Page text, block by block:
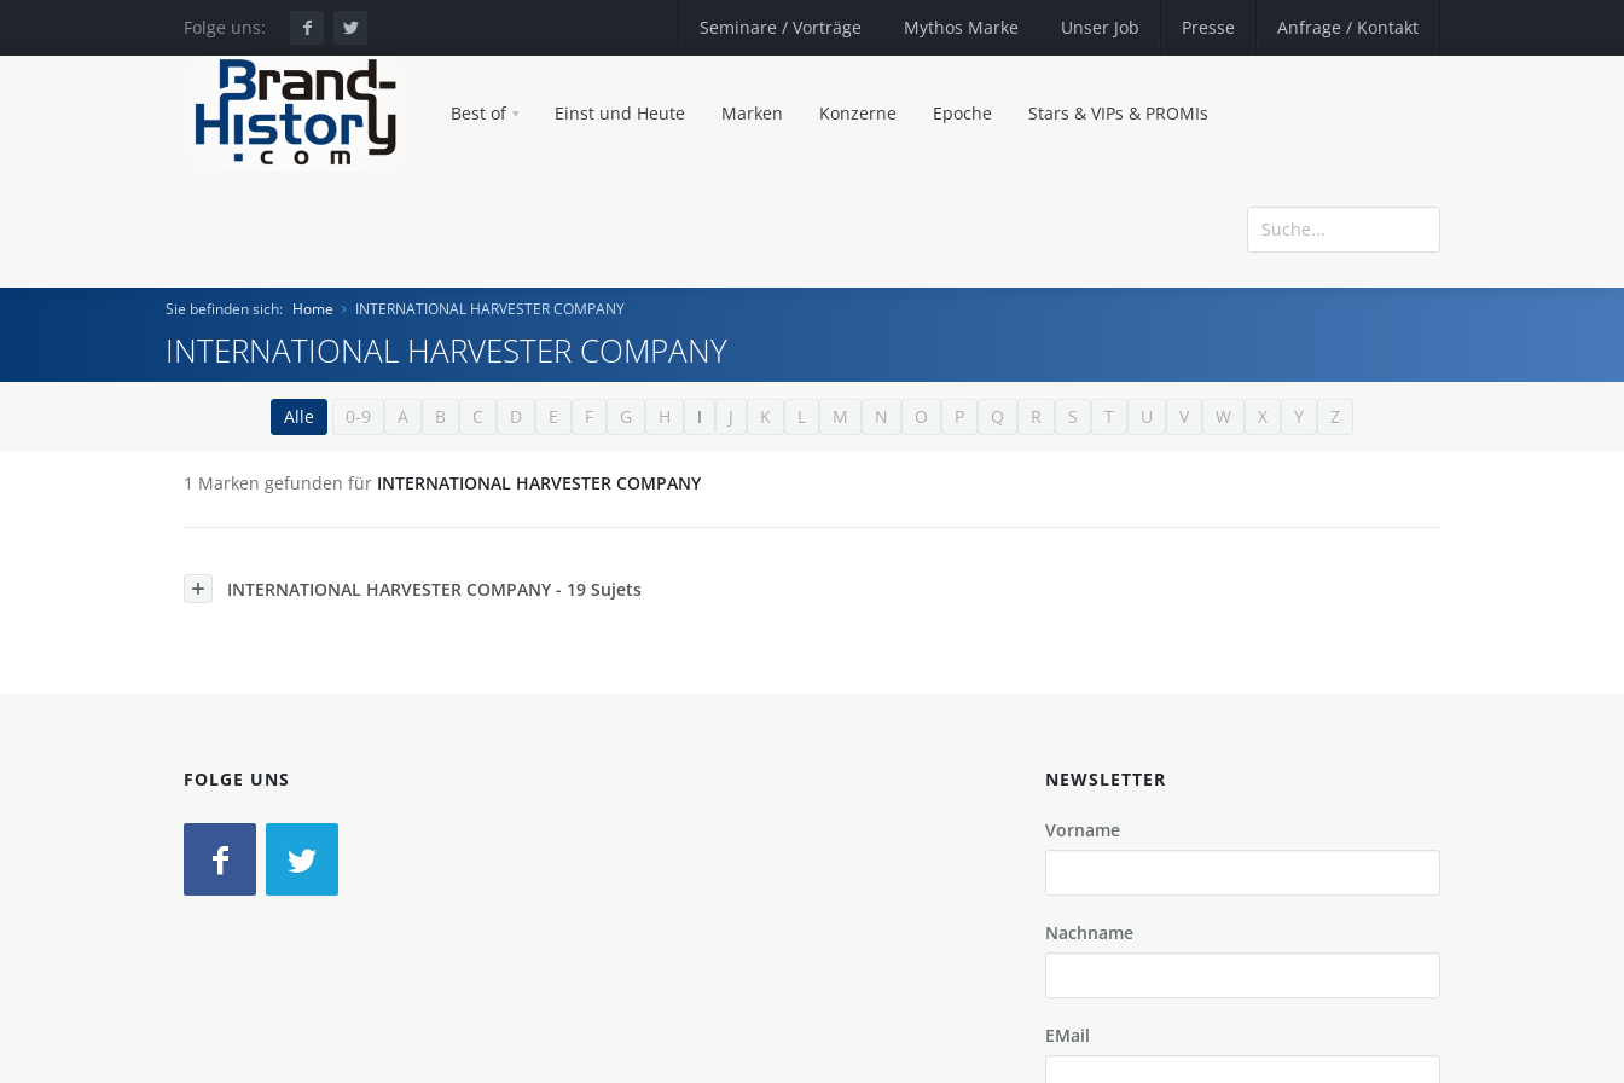
Folge uns: Seminare / Vorträge Mythos Marke Unser Job Presse Anfrage / Kontakt
Best of Einst und Heute Marken Konzerne Epoche Stars & VIPs & PROMIs
Sie befinden sich: Home INTERNATIONAL HARVESTER COMPANY
INTERNATIONAL HARVESTER COMPANY
Alle 0-9 A B C D E F G H I J K L M N O P Q R S T U V W X Y Z
1 Marken gefunden für INTERNATIONAL HARVESTER COMPANY
INTERNATIONAL HARVESTER COMPANY - 19 Sujets
FOLGE UNS NEWSLETTER
Vorname
Nachname
EMail